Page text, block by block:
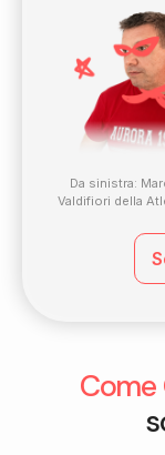
Da sinistra:
Valdifiori della
Come